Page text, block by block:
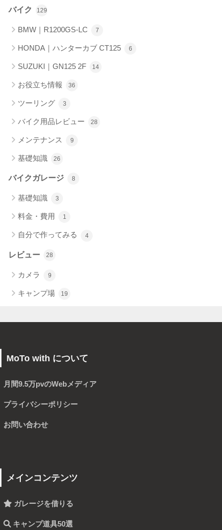
バイク 129
BMW｜R1200GS-LC 7
HONDA｜ハンターカブ CT125 6
SUZUKI｜GN125 2F 14
お役立ち情報 36
ツーリング 3
バイク用品レビュー 28
メンテナンス 9
基礎知識 26
バイクガレージ 8
基礎知識 3
料金・費用 1
自分で作ってみる 4
レビュー 28
カメラ 9
キャンプ場 19
MoTo with について
月間9.5万pvのWebメディア
プライバシーポリシー
お問い合わせ
メインコンテンツ
ガレージを借りる
キャンプ道具50選